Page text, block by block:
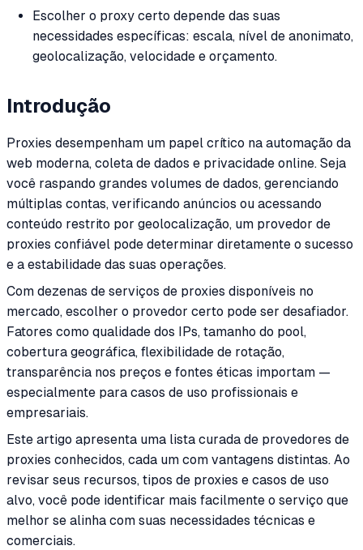
Escolher o proxy certo depende das suas
necessidades específicas: escala, nível de anonimato,
geolocalização, velocidade e orçamento.
Introdução
Proxies desempenham um papel crítico na automação da
web moderna, coleta de dados e privacidade online. Seja
você raspando grandes volumes de dados, gerenciando
múltiplas contas, verificando anúncios ou acessando
conteúdo restrito por geolocalização, um provedor de
proxies confiável pode determinar diretamente o sucesso
e a estabilidade das suas operações.
Com dezenas de serviços de proxies disponíveis no
mercado, escolher o provedor certo pode ser desafiador.
Fatores como qualidade dos IPs, tamanho do pool,
cobertura geográfica, flexibilidade de rotação,
transparência nos preços e fontes éticas importam —
especialmente para casos de uso profissionais e
empresariais.
Este artigo apresenta uma lista curada de provedores de
proxies conhecidos, cada um com vantagens distintas. Ao
revisar seus recursos, tipos de proxies e casos de uso
alvo, você pode identificar mais facilmente o serviço que
melhor se alinha com suas necessidades técnicas e
comerciais.